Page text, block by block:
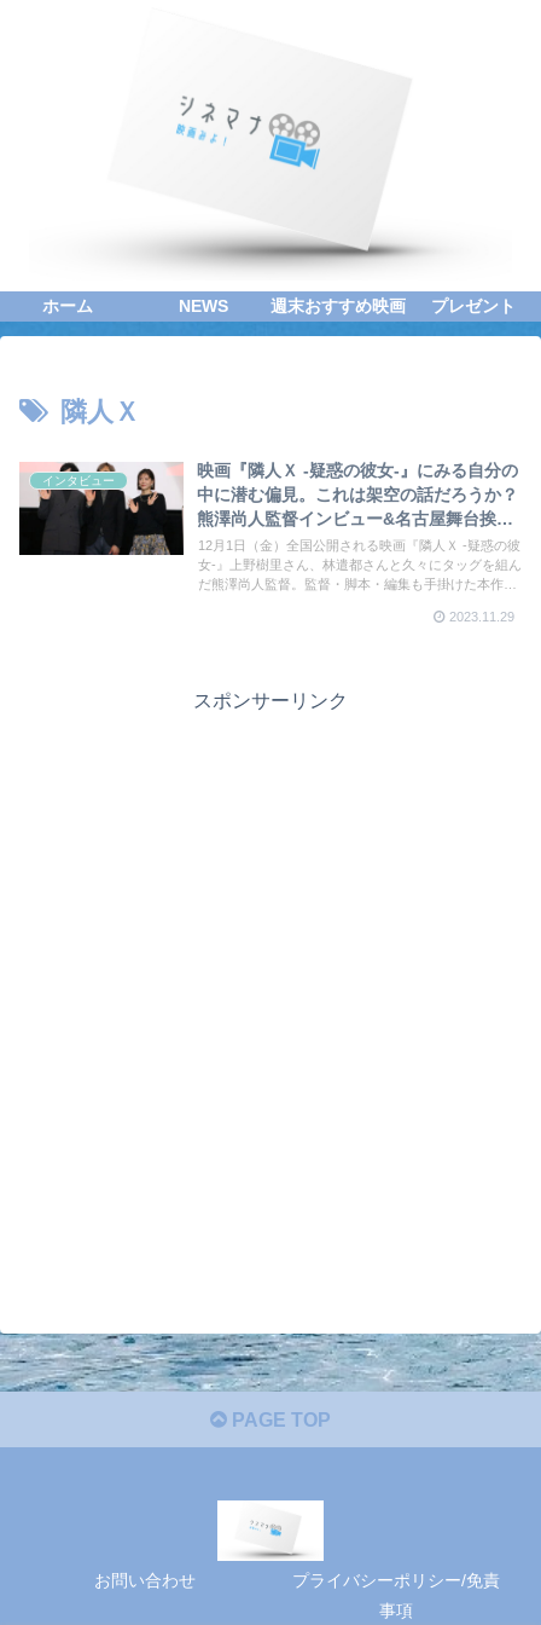
ホーム NEWS 週末おすすめ映画 プレゼント
隣人Ｘ
インタビュー
映画『隣人Ｘ -疑惑の彼女-』にみる自分の
中に潜む偏見。これは架空の話だろうか？
熊澤尚人監督インビュー&名古屋舞台挨拶
🎤（動画🎥）
12月1日（金）全国公開される映画『隣人Ｘ -疑惑の彼
女-』上野樹里さん、林遣都さんと久々にタッグを組ん
だ熊澤尚人監督。監督・脚本・編集も手掛けた本作へ
野さん、林さん、熊澤監督登壇の名古屋舞台挨拶の様
2023.11.29
スポンサーリンク
PAGE TOP
お問い合わせ
プライバシーポリシー/免責
事項